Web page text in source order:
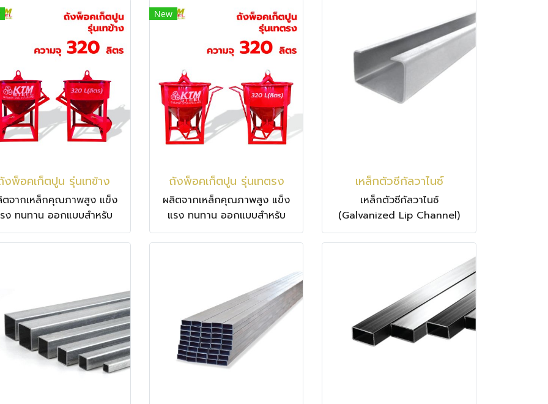
งพ็อคเก็ตปูน รุ่นเทข้าง
ตจากเหล็กคุณภาพสูง แข็ง
ง ทนทาน ออกแบบสำหรับ
นก่อสร้างหนักๆ โดยเฉพาะ
าดมาตรฐานใหญ่พิเศษถึง
ง่าย ปลอดภัย เหมาะสำหรับ
ครงการอาคารขนาดใหญ่ จัด
ส่งทั่วประเทศ และส่งฟรีโคราช
New
ถังพ็อคเก็ตปูน รุ่นเทตรง
ผลิตจากเหล็กคุณภาพสูง แข็ง
แรง ทนทาน ออกแบบสำหรับ
งานก่อสร้างหนักๆ โดยเฉพาะ
ขนาดมาตรฐานใหญ่พิเศษถึง
ออกแบบตามหน้างาน ใช้งาน
ง่าย ปลอดภัย เหมาะสำหรับ
โครงการอาคารขนาดใหญ่ จัด
ส่งทั่วประเทศ และส่งฟรีโคราช
เหล็กตัวซีกัลวาไนซ์
เหล็กตัวซีกัลวาไนซ์
(Galvanized Lip Channel)
คือเหล็กรูปพรรณรีดเย็นหน้าตัด
ตัวซีที่เคลือบสังกะสีกันสนิม มีผิว
สีเงินเงางาม น้ำหนักเบา แข็ง
แรงทนทาน ทนการกัดกร่อนได้ดี
เยี่ยม